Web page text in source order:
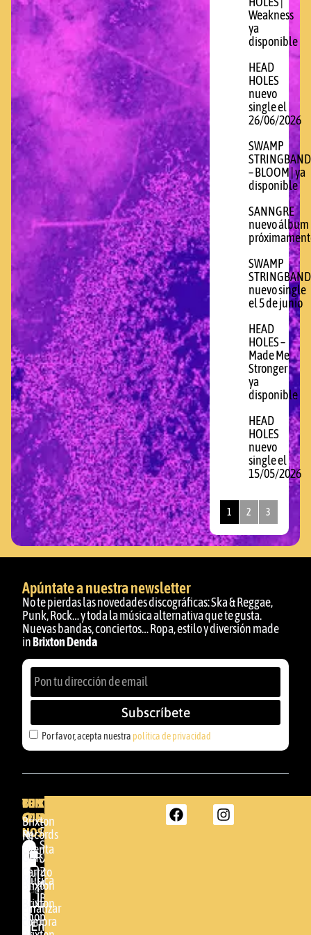
Weakness
ya
disponible
HEAD
HOLES
nuevo
single el
26/06/2026
SWAMP
STRINGBAND
– BLOOM | ya
disponible
SANNGRE
nuevo álbum
SWAMP
STRINGBAND
nuevo single
el 5 de junio
HEAD
HOLES –
Made Me
Stronger
ya
disponible
HEAD
HOLES
nuevo
single el
15/05/2026
1 2 3
Apúntate a nuestra newsletter
No te pierdas las novedades discográficas: Ska & Reggae,
Punk, Rock… y toda la música alternativa que te gusta.
Nuevas bandas, conciertos… Ropa, estilo y diversión made
in Brixton Denda
Por favor, acepta nuestra política de privacidad
Subscríbete
BRIXTON
DENDA -
SHOP
Somera
24
48005 -
BILBAO
(+34)
BRIXTON
Brixton
Records
GBR
Música
Brixton
Shop
TU
CUENTA
Mi
cuenta
Carrito
Brixton
Finalizar
compra
CONTACTA
CON
NOSOTROS
Por
favor,
acepta
nuestra
política de
Enviar